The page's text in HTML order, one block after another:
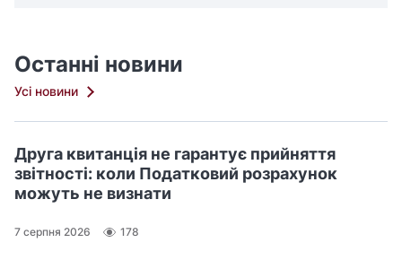
Останні новини
Усі новини
Друга квитанція не гарантує прийняття
звітності: коли Податковий розрахунок
можуть не визнати
7 серпня 2026 178